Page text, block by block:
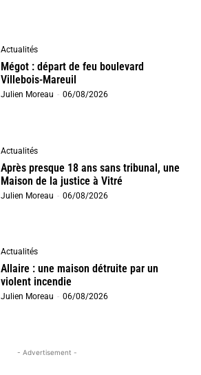
Actualités
Mégot : départ de feu boulevard
Villebois-Mareuil
Julien Moreau - 06/08/2026
Actualités
Après presque 18 ans sans tribunal, une
Maison de la justice à Vitré
Julien Moreau - 06/08/2026
Actualités
Allaire : une maison détruite par un
violent incendie
Julien Moreau - 06/08/2026
- Advertisement -